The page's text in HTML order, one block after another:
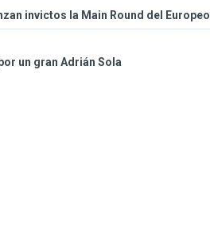
invictos la Main Round del Europeo
un gran Adrián Sola